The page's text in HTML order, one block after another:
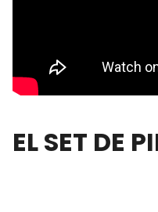
EL SET DE